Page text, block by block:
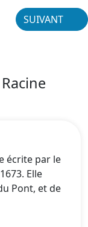
SUIVANT
écrite par le
Elle
Pont, et de